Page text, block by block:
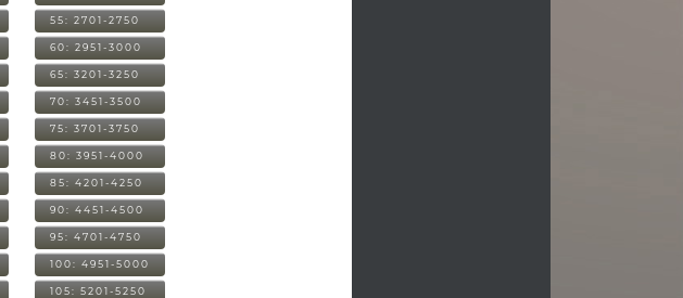
55: 2701-2750
60: 2951-3000
65: 3201-3250
70: 3451-3500
75: 3701-3750
80: 3951-4000
85: 4201-4250
90: 4451-4500
95: 4701-4750
100: 4951-5000
105: 5201-5250